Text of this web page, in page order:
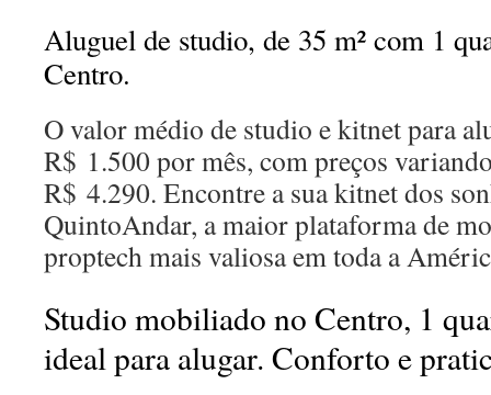
Aluguel de studio, de 35 m² com 1
Centro.
O valor médio de studio e kitnet para
R$ 1.500 por mês, com preços
R$ 4.290. Encontre a sua kitnet dos
QuintoAndar, a maior plataforma de
proptech mais valiosa em toda a
Studio mobiliado no Centro, 1
ideal para alugar. Conforto e